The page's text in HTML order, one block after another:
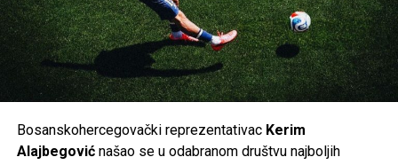
poglavlje u bogatoj karijeri, nakon nastupa za Wolfsburg,
Manchester City, Romu, Inter, Fenerbahče i Fiorentinu.
Navijači Schalkea sada s nestrpljenjem čekaju da klub i
zvanično potvrdi dolazak jednog od najboljih napadača koje
je Bosna i Hercegovina ikada imala.
Share Post
Share
Bosanskohercegovački reprezentativac Kerim
Alajbegovićnašao se u odabranom društvu najboljih